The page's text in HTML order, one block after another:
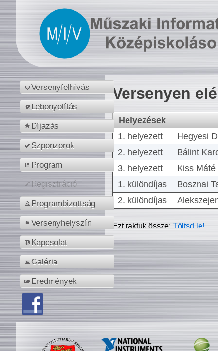
Versenyfelhívás
Lebonyolítás
Díjazás
Szponzorok
Program
Regisztráció
Programbizottság
Versenyhelyszín
Kapcsolat
Galéria
Eredmények
Versenyen
Helyezések
1. helyezett
Hegyesi
2. helyezett
Bálint
3. helyezett
Kiss
1. különdíjas
Bosznai
2. különdíjas
Ezt raktuk össze:Töltsd le!.